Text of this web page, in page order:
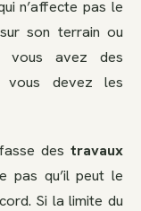
n’affecte pas le
son terrain ou
vous avez des
vous devez les
des travaux
pas qu’il peut le
Si la limite du